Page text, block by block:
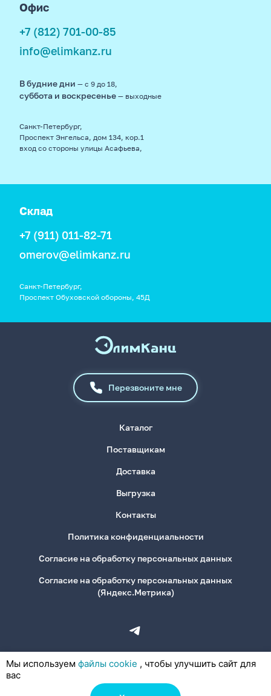
Офис
+7 (812) 701-00-85
info@elimkanz.ru
В будние дни — с 9 до 18,
суббота и воскресенье — выходные
Санкт-Петербург,
Проспект Энгельса, дом 134, кор.1
вход со стороны улицы Асафьева,
Склад
+7 (911) 011-82-71
omerov@elimkanz.ru
Санкт-Петербург,
Проспект Обуховской обороны, 45Д
Перезвоните мне
Каталог
Поставщикам
Доставка
Выгрузка
Контакты
Политика конфиденциальности
Согласие на обработку персональных данных
Согласие на обработку персональных данных
(Яндекс.Метрика)
Мы используем файлы cookie , чтобы улучшить сайт для
вас